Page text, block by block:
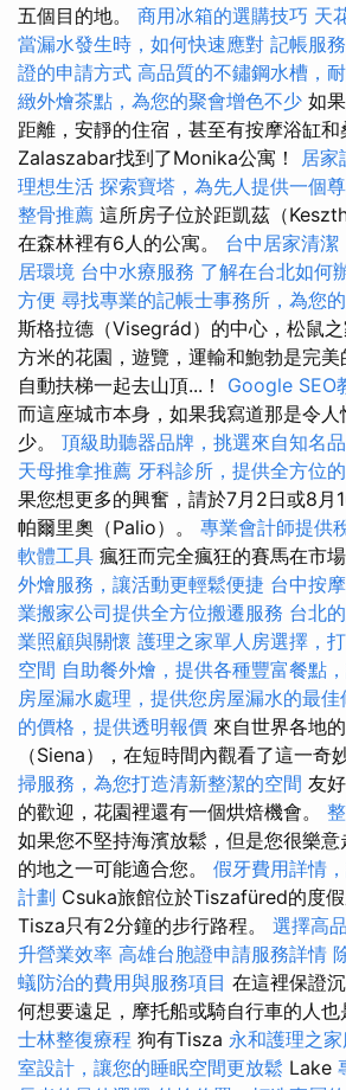
五個目的地。 商用冰箱的選購技巧 天
當漏水發生時，如何快速應對 記帳服
證的申請方式 高品質的不鏽鋼水槽，
緻外燴茶點，為您的聚會增色不少 如
距離，安靜的住宿，甚至有按摩浴缸
Zalaszabar找到了Monika公寓！ 居家
理想生活 探索寶塔，為先人提供一個
整骨推薦 這所房子位於距凱茲（
在森林裡有6人的公寓。 台中居家清潔
居環境 台中水療服務 了解在台北如何
方便 尋找專業的記帳士事務所，為您
斯格拉德（Visegrád）的中心，松鼠
方米的花園，遊覽，運輸和鮑勃是完
自動扶梯一起去山頂...！ Google SEO
而這座城市本身，如果我寫道那是令
少。 頂級助聽器品牌，挑選來自知名
天母推拿推薦 牙科診所，提供全方位
果您想更多的興奮，請於7月2日或8月
帕爾里奧（Palio）。 專業會計師提供
軟體工具 瘋狂而完全瘋狂的賽馬在市
外燴服務，讓活動更輕鬆便捷 台中按
業搬家公司提供全方位搬遷服務 台北
業照顧與關懷 護理之家單人房選擇，
空間 自助餐外燴，提供各種豐富餐點
房屋漏水處理，提供您房屋漏水的最佳
的價格，提供透明報價 來自世界各地
（Siena），在短時間內觀看了這一奇
掃服務，為您打造清新整潔的空間 友
的歡迎，花園裡還有一個烘焙機會。
如果您不堅持海濱放鬆，但是您很樂意
的地之一可能適合您。 假牙費用詳情
計劃 Csuka旅館位於Tiszafüred的度
Tisza只有2分鐘的步行路程。 選擇高
升營業效率 高雄台胞證申請服務詳情
蟻防治的費用與服務項目 在這裡保證
何想要遠足，摩托船或騎自行車的人也
士林整復療程 狗有Tisza 永和護理之
室設計，讓您的睡眠空間更放鬆 Lake